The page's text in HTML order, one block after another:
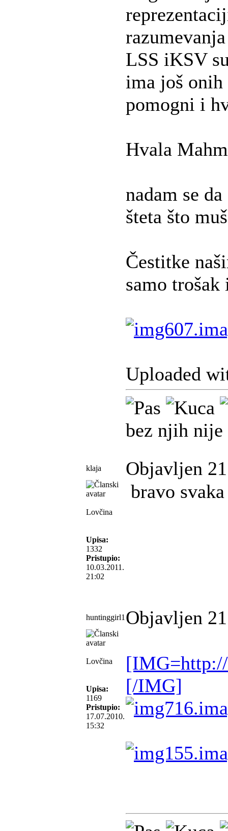
LSS iKSV
ima još
pomogni i
Hvala
nadam se
šteta što
Čestitke
samo trošak
Uploaded
bez njih
klaja Objavljen
Lovčina
Upisa:
1332
Pristupio:
10.03.2011.
21:02
bravo
huntinggirl1 Objavljen
Lovčina
Upisa:
1169
Pristupio:
17.07.2010.
15:32
[/IMG]